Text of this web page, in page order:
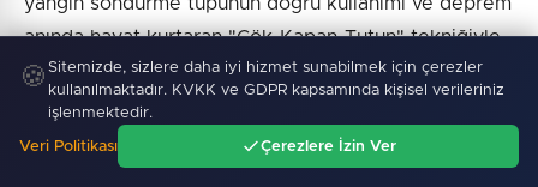
yangın söndürme tüpünün doğru kullanımı ve deprem
anında hayat kurtaran "Çök-Kapan-Tutun" tekniğiyle
ilgili bilgiler verildi. Öğrenciler ayrıca arama kurtarma
konteynerlerini gezerek ekipmanları yakından
inceleme fırsatı buldu.
🍪 Sitemizde, sizlere daha iyi hizmet sunabilmek için çerezler
kullanılmaktadır. KVKK ve GDPR kapsamında kişisel verileriniz
işlenmektedir.
Veri Politikası Çerezlere İzin Ver
Gündem Ara Menü